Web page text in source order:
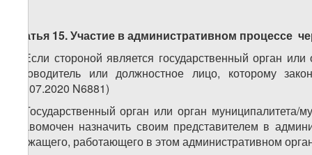
Статья 15. Участие в административном процессе
1. Если стороной является государственный орган
руководитель или должностное лицо, которому
(15.07.2020 N6881)
2. Государственный орган или орган муниципалитета/
правомочен назначить своим представителем в
служащего, работающего в этом административном